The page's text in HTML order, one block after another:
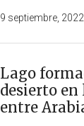
9 septiembre, 2022
Lago
desierto
entre